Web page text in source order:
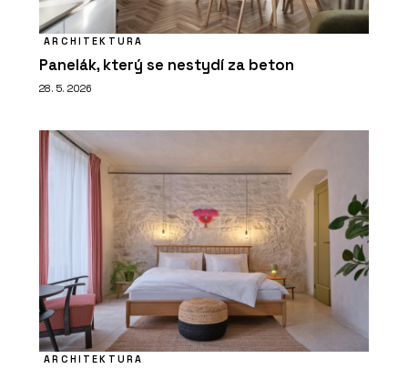
ARCHITEKTURA
Panelák, který se nestydí za beton
28. 5. 2026
ARCHITEKTURA